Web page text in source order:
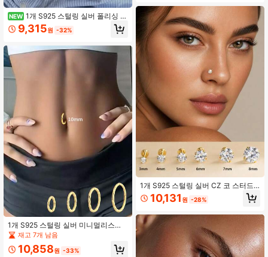
NEW 1개 S925 스털링 실버 폴리싱 라
운드 비즈 배꼽 링, 다양한 사이즈, 화
이트 지르코니아 및 컬러풀 지르코니
합
9,315원 -32%
1개 S925 스털링 실버 미니멀리스트
라운드 클래식 배꼽 피어싱 여러 사이
즈, 여성용 우아한 주얼리, 다용도 데
일리 착용, 여자친구, 엄마, 자매에게
재고 7개 남음
10,858원 -33%
1개 S925 스털링 실버 CZ 코 스터드,
골드 도금 3mm-8mm 반짝이는 미니
코 링 코 피어싱 여성용 주얼리
10,131 원 -28%